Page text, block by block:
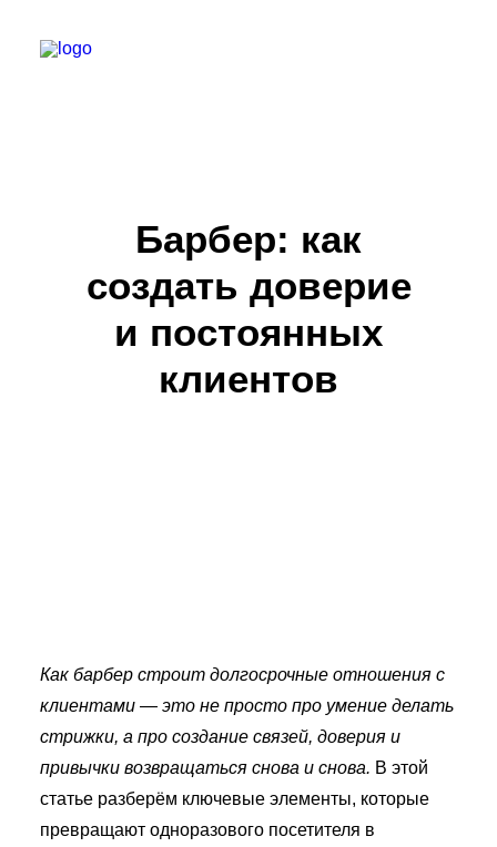
ВЫПУСКНИКИ
Барбер: как
создать доверие
и постоянных
клиентов
Как барбер строит долгосрочные отношения с
клиентами — это не просто про умение делать
стрижки, а про создание связей, доверия и
привычки возвращаться снова и снова. В этой
статье разберём ключевые элементы, которые
превращают одноразового посетителя в